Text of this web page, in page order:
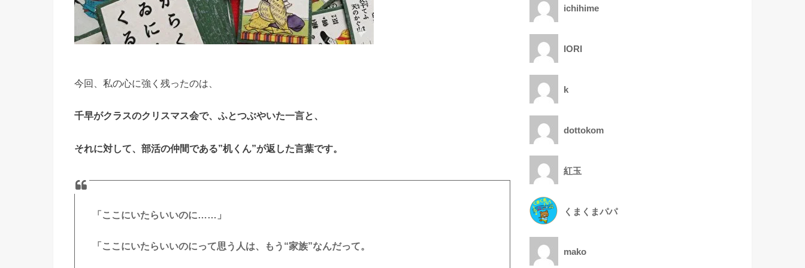
今回、私の心に強く残ったのは、
千早がクラスのクリスマス会で、ふとつぶやいた一言と、
それに対して、部活の仲間である”机くん”が返した言葉です。
「ここにいたらいいのに……」
「ここにいたらいいのにって思う人は、もう“家族”なんだって。
ichihime
IORI
k
dottokom
紅玉
くまくまパパ
mako